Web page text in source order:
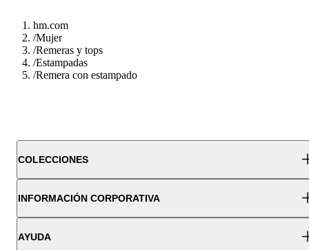
hm.com
/Mujer
/Remeras y tops
/Estampadas
/Remera con estampado
COLECCIONES
INFORMACIÓN CORPORATIVA
AYUDA